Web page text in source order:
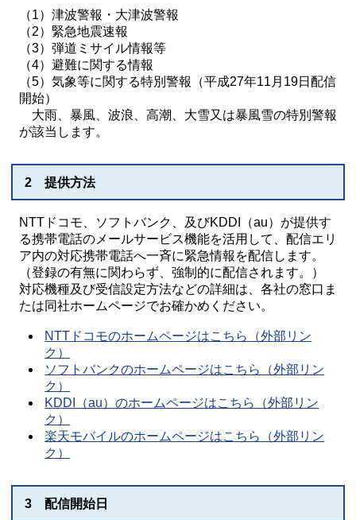
（1）津波警報・大津波警報
（2）緊急地震速報
（3）弾道ミサイル情報等
（4）避難に関する情報
（5）気象等に関する特別警報（平成27年11月19日配信
開始）
大雨、暴風、波浪、高潮、大雪又は暴風雪の特別警報
が該当します。
2 提供方法
NTTドコモ、ソフトバンク、及びKDDI（au）が提供す
る携帯電話のメールサービス機能を活用して、配信エリ
ア内の対応携帯電話へ一斉に緊急情報を配信します。
（登録の有無に関わらず、強制的に配信されます。）
対応機種及び受信設定方法などの詳細は、各社の窓口ま
たは同社ホームページでお確かめください。
NTTドコモのホームページはこちら（外部リン
ク）
ソフトバンクのホームページはこちら（外部リン
ク）
KDDI（au）のホームページはこちら（外部リン
ク）
楽天モバイルのホームページはこちら（外部リン
ク）
3 配信開始日